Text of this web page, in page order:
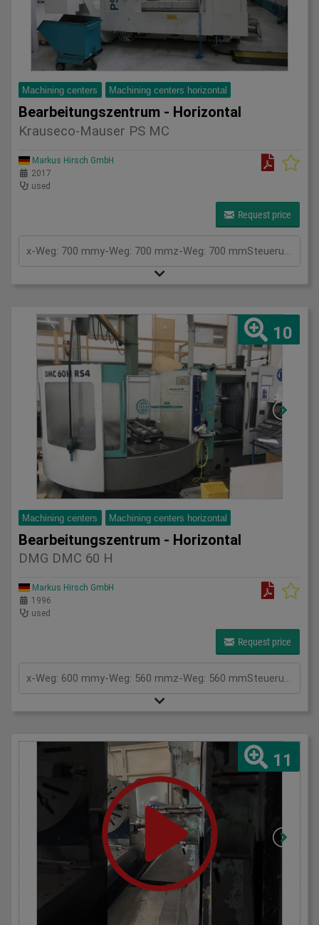
Machining centers Machining centers horizontal
Bearbeitungszentrum - Horizontal
Krauseco-Mauser PS MC
Markus Hirsch GmbH
2017
used
Request price
x-Weg: 700 mmy-Weg: 700 mmz-Weg: 700 mmSteuerung: SiemensTyp: 840DslAnzahl der Spindeln: 2 St.Gesamtleistungsbedarf: kWMaschinengewicht ca.: tRaumbedarf ca.: m
10
Machining centers Machining centers horizontal
Bearbeitungszentrum - Horizontal
DMG DMC 60 H
Markus Hirsch GmbH
1996
used
Request price
x-Weg: 600 mmy-Weg: 560 mmz-Weg: 560 mmSteuerung: SiemensPalettengröße: 400x500 mmTischbelastung: 300 kgVorschub: 40.000 m/minSpindeldrehzahl:: 20-8000 U/minSpindelaufnahme ISO: 40Spindelleistung: 13/20 KWDrehmoment: 191 NmGesamtleistungsbedarf: kWMaschinengewicht ca.: tRaumbedarf ca.: m
11